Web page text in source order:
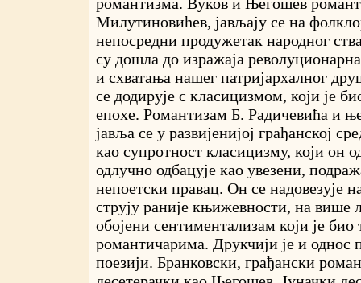
Милутиновићев, јављају се на
непосредни продужетак народног
су дошла до изражаја
и схватања нашег патријархалног
се додирује с класицизмом, који је
епохе. Романтизам Б. Радичевића и
јавља се у развијенијој грађанској
као супротност класицизму, који он
одлучно одбацује као увезени,
непоетски правац. Он се надовезује
струју раније књижевности, на више
обојени сентиментализам који је био
романтичарима. Друкчији је и однос
поезији. Бранковски, грађански